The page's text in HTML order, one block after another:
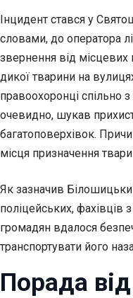
Інцидент стався у
словами, до оператора
звернення від
дикої тварини на
правоохоронці спільно
очевидно, шукав
багатоповерхівок.
місця призначення
Як зазначив
поліцейських, фахівців
громадян вдалося
транспортувати його
Порада